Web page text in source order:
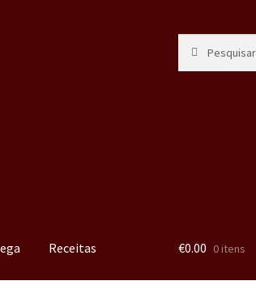
Receitas €0.00 0 itens